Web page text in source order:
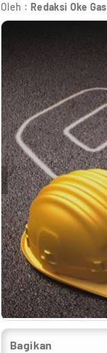
Oleh : Redaksi Oke Gas
Bagikan